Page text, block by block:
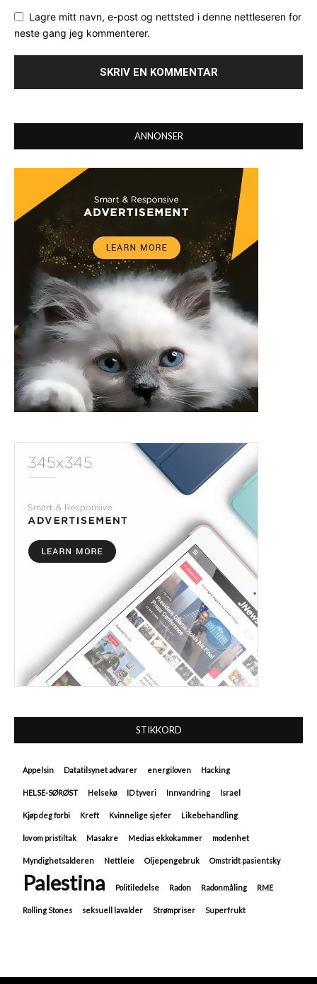
Lagre mitt navn, e-post og nettsted i denne nettleseren for
neste gang jeg kommenterer.
ANNONSER
STIKKORD
Appelsin Datatilsynet advarer energiloven Hacking
HELSE-SØRØST Helsekø ID tyveri Innvandring Israel
Kjøp deg forbi Kreft Kvinnelige sjefer Likebehandling
lov om pristiltak Masakre Medias ekkokammer modenhet
Myndighetsalderen Nettleie Oljepengebruk Omstridt pasientsky
Palestina Politiledelse Radon Radonmåling RME
Rolling Stones seksuell lavalder Strømpriser Superfrukt